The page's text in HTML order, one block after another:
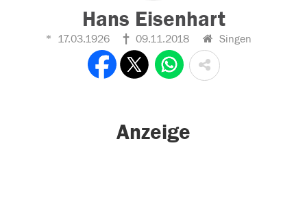
Hans Eisenhart
17.03.1926 09.11.2018 Singen
Anzeige